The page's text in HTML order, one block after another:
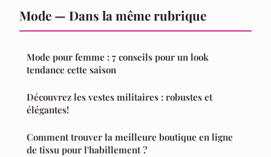
Mode — Dans la même rubrique
Mode pour femme : 7 conseils pour un look
tendance cette saison
Découvrez les vestes militaires : robustes et
élégantes!
Comment trouver la meilleure boutique en ligne
de tissu pour l'habillement ?